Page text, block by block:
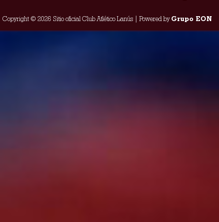
Copyright © 2026 Sitio oficial Club Atlético Lanús | Powered byGrupo EON